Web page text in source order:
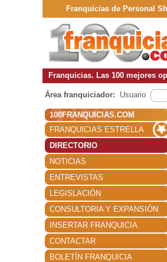
Franquicias de Personal
Franquicias. Las 100 mejores
Área franquiciador: Usuario
100FRANQUICIAS.COM
FRANQUICIAS ESTRELLA
DIRECTORIO
NOTICIAS
ENTREVISTAS
LEGISLACIÓN
CONSULTORIA Y EXPANSIÓN
INSERTAR FRANQUICIA
CONTACTAR
BOLETÍN FRANQUICIA